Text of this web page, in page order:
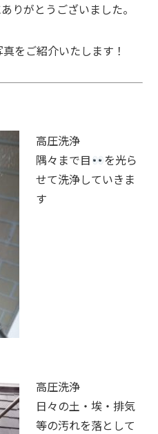
りがとうございました。
をご紹介いたします！
高圧洗浄
隅々まで目
を光ら
せて洗浄していきま
す
高圧洗浄
日々の土・埃・排気
等の汚れを落として